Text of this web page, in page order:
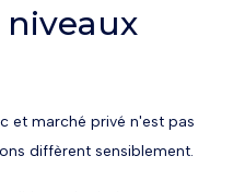
niveaux
et marché privé n'est pas
diffèrent sensiblement.